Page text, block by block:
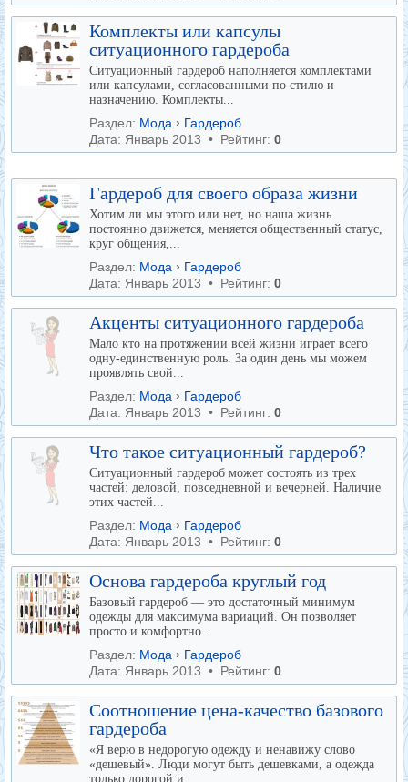
Комплекты или капсулы
ситуационного гардероба
Ситуационный гардероб наполняется комплектами
или капсулами, согласованными по стилю и
назначению. Комплекты...
Раздел: Мода › Гардероб
Дата: Январь 2013 • Рейтинг: 0
Гардероб для своего образа жизни
Хотим ли мы этого или нет, но наша жизнь
постоянно движется, меняется общественный статус,
круг общения,...
Раздел: Мода › Гардероб
Дата: Январь 2013 • Рейтинг: 0
Акценты ситуационного гардероба
Мало кто на протяжении всей жизни играет всего
одну-единственную роль. За один день мы можем
проявлять свой...
Раздел: Мода › Гардероб
Дата: Январь 2013 • Рейтинг: 0
Что такое ситуационный гардероб?
Ситуационный гардероб может состоять из трех
частей: деловой, повседневной и вечерней. Наличие
этих частей...
Раздел: Мода › Гардероб
Дата: Январь 2013 • Рейтинг: 0
Основа гардероба круглый год
Базовый гардероб — это достаточный минимум
одежды для максимума вариаций. Он позволяет
просто и комфортно...
Раздел: Мода › Гардероб
Дата: Январь 2013 • Рейтинг: 0
Соотношение цена-качество базового
гардероба
«Я верю в недорогую одежду и ненавижу слово
«дешевый». Люди могут быть дешевками, а одежда
только дорогой и...